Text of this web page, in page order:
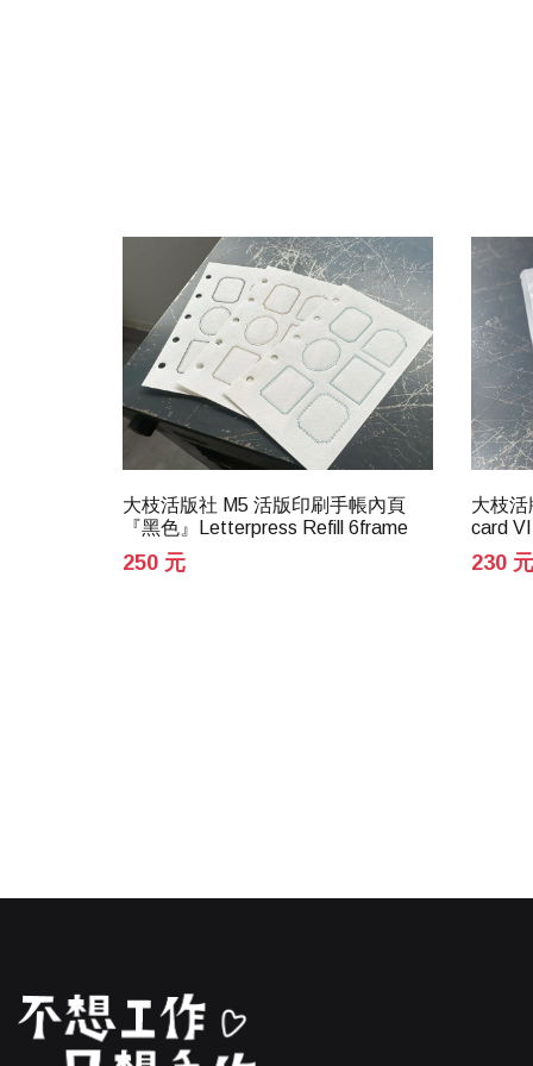
大枝活版社 M5 活版印刷手帳內頁
『黑色』Letterpress Refill 6frame
250 元
大枝
card
230 元